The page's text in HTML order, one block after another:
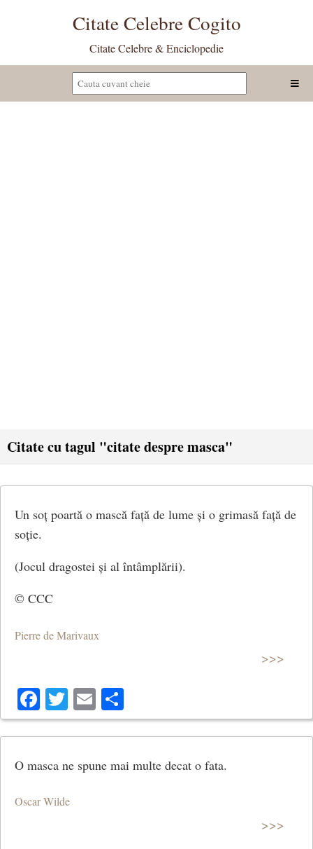
Citate Celebre Cogito
Citate Celebre & Enciclopedie
Citate cu tagul "citate despre masca"
Un soț poartă o mască față de lume și o grimasă față de
soție.
(Jocul dragostei și al întâmplării).
© CCC
Pierre de Marivaux
>>>
Facebook
Twitter
Email
O masca ne spune mai multe decat o fata.
Oscar Wilde
>>>